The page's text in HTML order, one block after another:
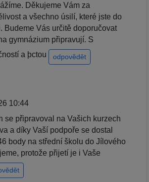
Děkujeme Vám za
a všechno úsilí, které jste do
Budeme Vás určitě doporučovat
gymnázium připravují. S
a þctou
odpovědět
10:44
se připravoval na Vašich kurzech
a díky Vaší podpoře se dostal
body na střední školu do Jílového
protože přijetí je i Vaše